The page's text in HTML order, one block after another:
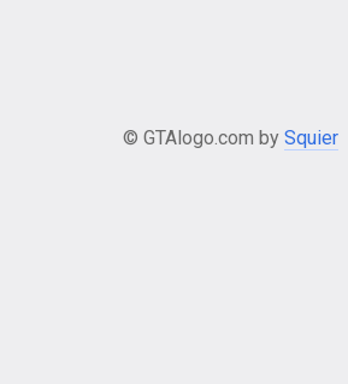
© GTAlogo.com by Squier